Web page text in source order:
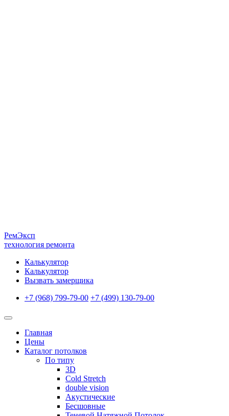
РемЭксп
технология ремонта
Калькулятор
Калькулятор
Вызвать замерщика
+7 (968) 799-79-00 +7 (499) 130-79-00
Главная
Цены
Каталог потолков
По типу
3D
Cold Stretch
double vision
Акустические
Бесшовные